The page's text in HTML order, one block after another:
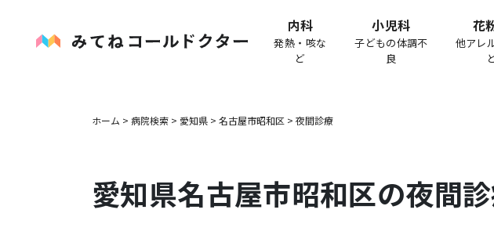
内科
発熱・咳な
ど
小児科
子どもの体調不
良
花
他アレ
ホーム > 病院検索 > 愛知県 > 名古屋市昭和区 > 夜間診療
愛知県名古屋市昭和区の夜間